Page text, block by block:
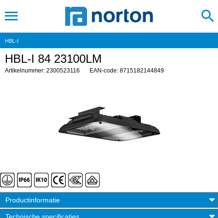
HBL-I
HBL-I 84 23100LM
Artikelnummer: 2300523116 EAN-code: 8715182144849
Productinformatie